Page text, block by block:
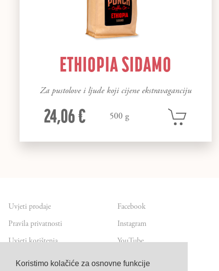
Koristimo kolačiće za osnovne funkcije
ETHIOPIA SIDAMO
Za pustolove i ljude koji cijene ekstravaganciju
24,06 € 500 g
Uvjeti prodaje
Pravila privatnosti
Uvjeti korištenja
Facebook
Instagram
YouTube